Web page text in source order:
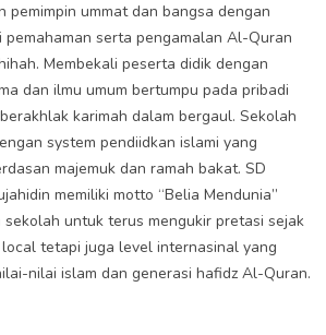
pemimpin ummat dan bangsa dengan
pemahaman serta pengamalan Al-Quran
Membekali peserta didik dengan
dan ilmu umum bertumpu pada pribadi
karimah dalam bergaul. Sekolah
system pendiidkan islami yang
majemuk dan ramah bakat. SD
memiliki motto “Belia Mendunia”
untuk terus mengukir pretasi sejak
tetapi juga level internasinal yang
nilai islam dan generasi hafidz Al-Quran.